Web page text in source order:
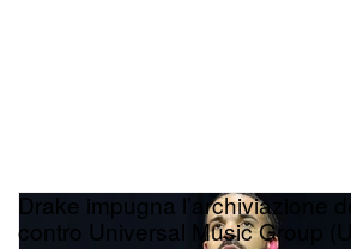
Drake impugna l’archiviazione
contro Universal Music Group